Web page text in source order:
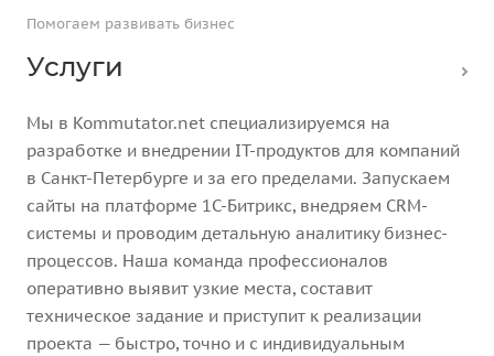
Помогаем развивать бизнес
Услуги
Мы в Kommutator.net специализируемся на
разработке и внедрении IT-продуктов для компаний
в Санкт-Петербурге и за его пределами. Запускаем
сайты на платформе 1С-Битрикс, внедряем CRM-
системы и проводим детальную аналитику бизнес-
процессов. Наша команда профессионалов
оперативно выявит узкие места, составит
техническое задание и приступит к реализации
проекта — быстро, точно и с индивидуальным